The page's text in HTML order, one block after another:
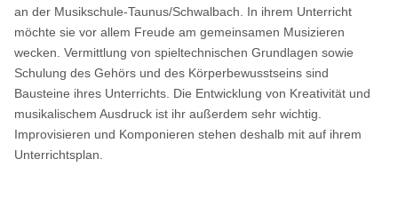
an der Musikschule-Taunus/Schwalbach. In ihrem Unterricht
möchte sie vor allem Freude am gemeinsamen Musizieren
wecken. Vermittlung von spieltechnischen Grundlagen sowie
Schulung des Gehörs und des Körperbewusstseins sind
Bausteine ihres Unterrichts. Die Entwicklung von Kreativität und
musikalischem Ausdruck ist ihr außerdem sehr wichtig.
Improvisieren und Komponieren stehen deshalb mit auf ihrem
Unterrichtsplan.